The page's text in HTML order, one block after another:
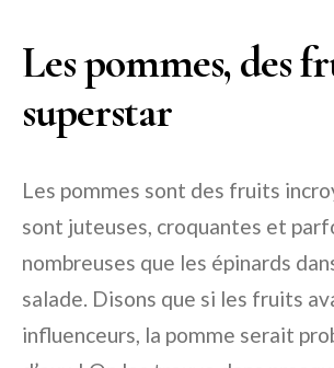
Les pommes, des
superstar
Les pommes sont des fruits
sont juteuses, croquantes et
nombreuses que les épinards
salade. Disons que si les fruits
influenceurs, la pomme serait